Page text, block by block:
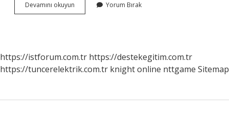
Devamını okuyun
Keçisi
Yorum Bırak
https://istforum.com.tr https://destekegitim.com.tr
https://tuncerelektrik.com.tr knight online nttgame Sitemap